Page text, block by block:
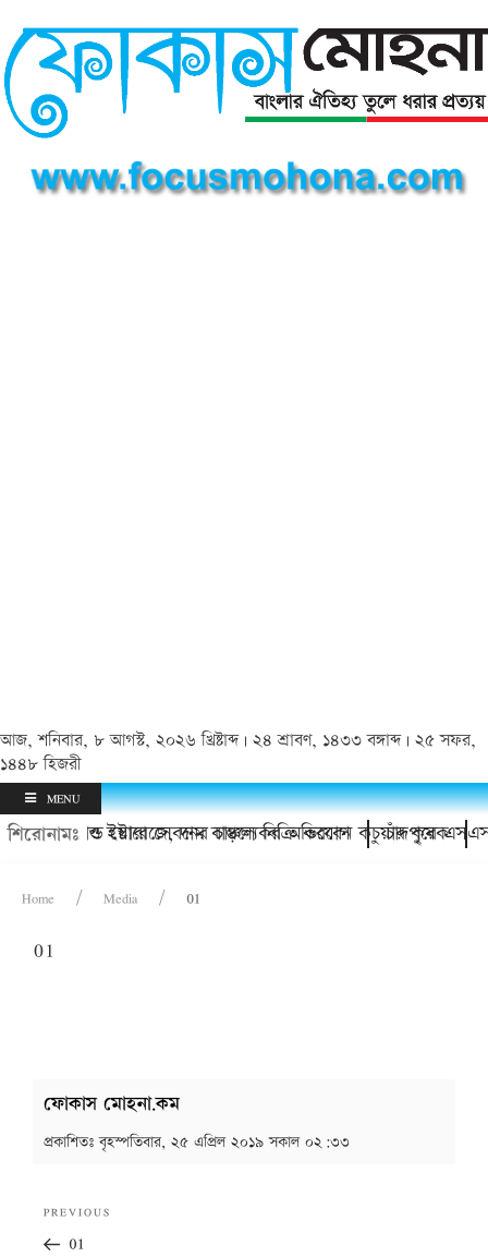
আজ, শনিবার, ৮ আগস্ট, ২০২৬ খ্রিষ্টাব্দ | ২৪ শ্রাবণ, ১৪৩৩ বঙ্গাব্দ | ২৫ সফর,
১৪৪৮ হিজরী
MENU
শিরোনামঃ
হয়রানি ও ইয়াবা সেবনের চাঞ্চল্যকর অভিযোগ চাঁদপুরে
কোল্ড স্টোরেজে, দাম বাড়লে বিক্রি করবেন কচুয়ার কৃষক
Home Media 01
01
ফোকাস মোহনা.কম
প্রকাশিতঃবৃহস্পতিবার, ২৫ এপ্রিল ২০১৯ সকাল ০২:৩৩
navigation
Previous
Post
PREVIOUS
01